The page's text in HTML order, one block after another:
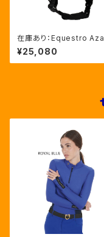
在庫あり：Equestro
ニセックスヘルメット
VYSHINY XLサイズ（
011）
¥25,080